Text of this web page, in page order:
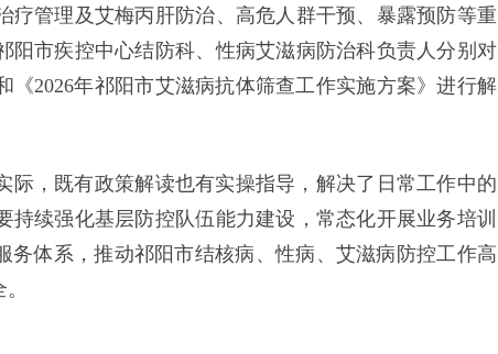
管理及艾梅丙肝防治、高危人群干预、暴露预防等重
阳市疾控中心结防科、性病艾滋病防治科负责人分别对
《2026年祁阳市艾滋病抗体筛查工作实施方案》进行解
，既有政策解读也有实操指导，解决了日常工作中的
续强化基层防控队伍能力建设，常态化开展业务培训
务体系，推动祁阳市结核病、性病、艾滋病防控工作高